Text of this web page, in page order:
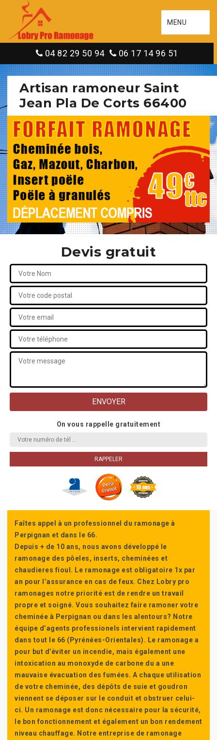
MENU
04 82 29 50 94 06 17 14 96 51
Artisan ramoneur Saint
Jean Pla De Corts 66400
Devis gratuit
On vous rappelle gratuitement
Faîtes appel à un professionnel du ramonage à
Perpignan et dans le 66.
Depuis + de 10 ans, nous avons développé le
ramonage des pôeles, inserts, cheminées et
chaudieres fioul. Le ramonage est obligatoire 1x par
an pour l’assurance en cas de feux. Chez Lobry pro
ramonages notre priorité est de rendre un travail
propre et soigné. Vous souhaitez faire ramoner votre
cheminée à Perpignan ou dans les alentours? Notre
équipe d’agents professionels intervient rapidement
dans tout le 66 (Pyrénées-Orientales). Le ramonage a
pour but d’éviter un incendie, mais également une
intoxication au monoxyde de carbone du a une
mauvaise évacuation des fumées. A chaque utilisation
de votre cheminée, des dépôts de suie et goudron
viennent se déposer sur le conduit et obstruer celui-
ci. Un ramonage est donc nécessaire pour la sécurité,
le bon fonctionnement et également un bon rendement
niveau chauffage. Notre entreprise de ramonage